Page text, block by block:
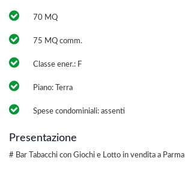
70 MQ
75 MQ comm.
Classe ener.: F
Piano: Terra
Spese condominiali: assenti
Presentazione
# Bar Tabacchi con Giochi e Lotto in vendita a Parma